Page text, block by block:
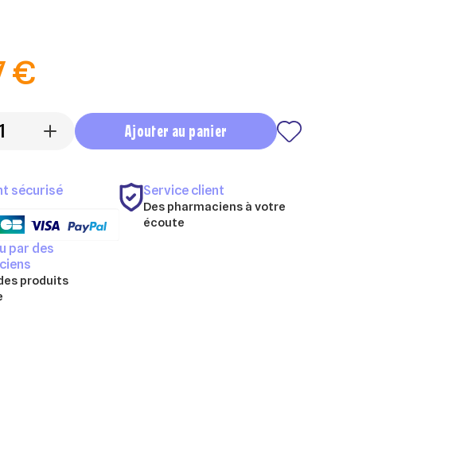
€
+ Ajouter au panier
sécurisé Service client
Des pharmaciens à votre
écoute
par des
produits